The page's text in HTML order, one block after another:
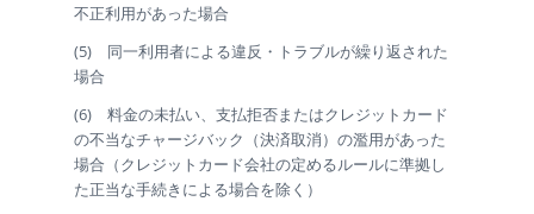
不正利用があった場合
(5) 同一利用者による違反・トラブルが繰り返された
場合
(6) 料金の未払い、支払拒否またはクレジットカード
の不当なチャージバック（決済取消）の濫用があった
場合（クレジットカード会社の定めるルールに準拠し
た正当な手続きによる場合を除く）